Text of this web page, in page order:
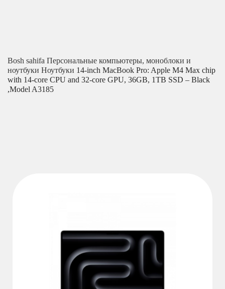
Bosh sahifa Персональные компьютеры, моноблоки и
ноутбуки Ноутбуки 14-inch MacBook Pro: Apple M4 Max chip
with 14‑core CPU and 32‑core GPU, 36GB, 1TB SSD – Black
,Model A3185